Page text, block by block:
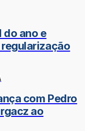
do ano e
com Pedro
ao